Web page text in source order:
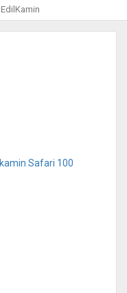
EdilKamin